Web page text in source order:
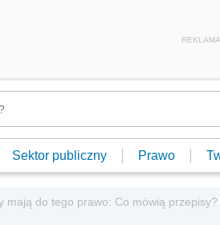
REKLAMA
Sektor publiczny Prawo
mają do tego prawo: Co mówią przepisy?